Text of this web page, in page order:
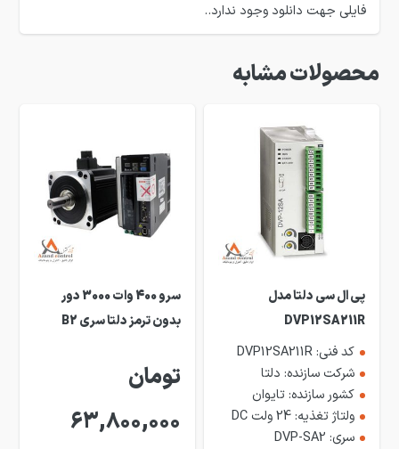
فایلی جهت دانلود وجود ندارد..
محصولات مشابه
پی ال سی دلتا مدل
DVP12SA211R
کد فنی: DVP12SA211R
شرکت سازنده: دلتا
کشور سازنده: تایوان
ولتاژ تغذیه: 24 ولت DC
سری: DVP-SA2
سرو 400 وات 3000 دور
بدون ترمز دلتا سری B2
تومان
63,800,000